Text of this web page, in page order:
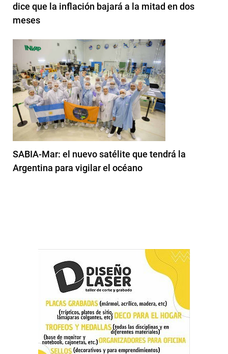
dice que la inflación bajará a la mitad en dos
meses
SABIA-Mar: el nuevo satélite que tendrá la
Argentina para vigilar el océano